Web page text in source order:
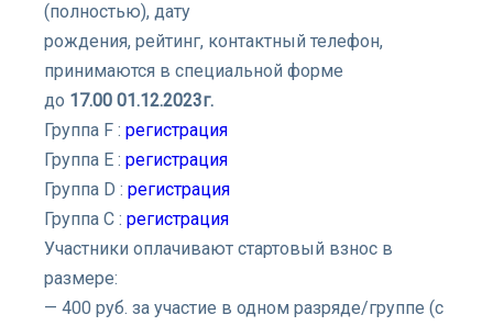
(полностью), дату
рождения, рейтинг, контактный телефон,
принимаются в специальной форме
до 17.00 01.12.2023г.
Группа F : регистрация
Группа Е : регистрация
Группа D : регистрация
Группа С : регистрация
Участники оплачивают стартовый взнос в
размере:
— 400 руб. за участие в одном разряде/группе (с